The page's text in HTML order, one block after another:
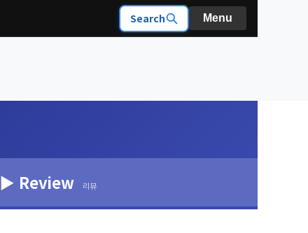
Search Menu
▶ Review 리뷰